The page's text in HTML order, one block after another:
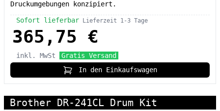
Druckumgebungen konzipiert.
Sofort lieferbar Lieferzeit 1-3 Tage
365,75 €
inkl. MwSt
Gratis Versand
In den Einkaufswagen
Brother DR-241CL Drum Kit